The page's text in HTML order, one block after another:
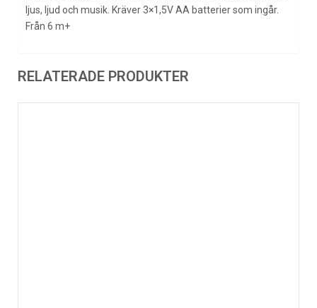
ljus, ljud och musik. Kräver 3×1,5V AA batterier som ingår.
Från 6 m+
RELATERADE PRODUKTER